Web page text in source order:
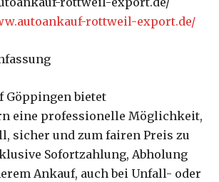
rottweil-export.de/
Göppingen bietet
eine professionelle Möglichkeit,
sicher und zum fairen Preis zu
Sofortzahlung, Abholung
Ankauf, auch bei Unfall- oder